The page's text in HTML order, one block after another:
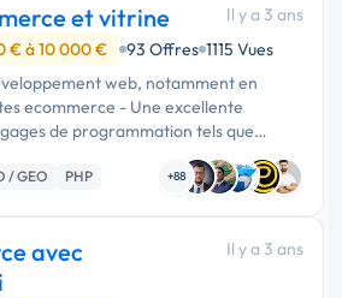
et vitrine
Il y a 3 ans
€ à 10 000 € 93 Offres 1115 Vues
web, notamment en
ecommerce - Une excellente
de programmation tels que
PHP et des frameworks tels que
Shopify - Une …
/ GEO PHP +88
avec
Il y a 3 ans